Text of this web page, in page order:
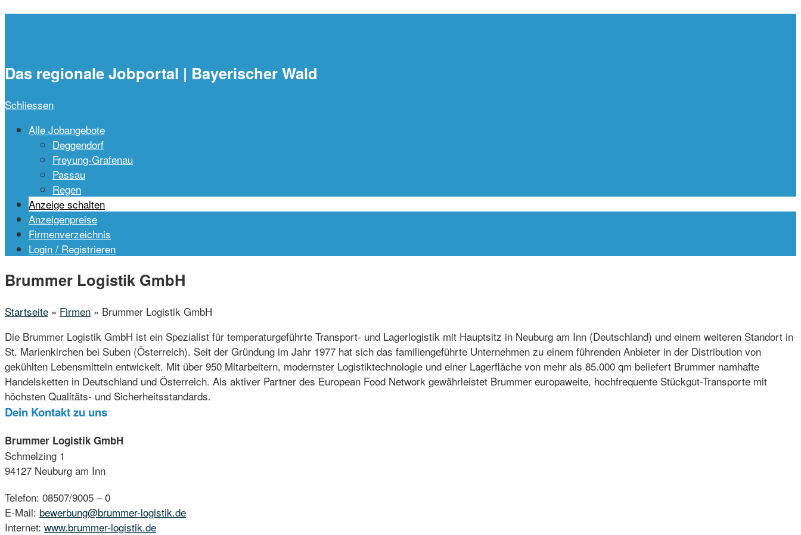
Das regionale Jobportal | Bayerischer Wald
Schliessen
Alle Jobangebote
Deggendorf
Freyung-Grafenau
Passau
Regen
Anzeige schalten
Anzeigenpreise
Firmenverzeichnis
Login / Registrieren
Menu
Brummer Logistik GmbH
Startseite » Firmen » Brummer Logistik GmbH
Die Brummer Logistik GmbH ist ein Spezialist für temperaturgeführte Transport- und Lagerlogistik mit Hauptsitz in Neuburg am Inn (Deutschland) und einem weiteren Standort in
St. Marienkirchen bei Suben (Österreich). Seit der Gründung im Jahr 1977 hat sich das familiengeführte Unternehmen zu einem führenden Anbieter in der Distribution von
gekühlten Lebensmitteln entwickelt. Mit über 950 Mitarbeitern, modernster Logistiktechnologie und einer Lagerfläche von mehr als 85.000 qm beliefert Brummer namhafte
Handelsketten in Deutschland und Österreich. Als aktiver Partner des European Food Network gewährleistet Brummer europaweite, hochfrequente Stückgut-Transporte mit
höchsten Qualitäts- und Sicherheitsstandards.
Dein Kontakt zu uns
Brummer Logistik GmbH
Schmelzing 1
94127 Neuburg am Inn
Telefon: 08507/9005 – 0
E-Mail: bewerbung@brummer-logistik.de
Internet: www.brummer-logistik.de